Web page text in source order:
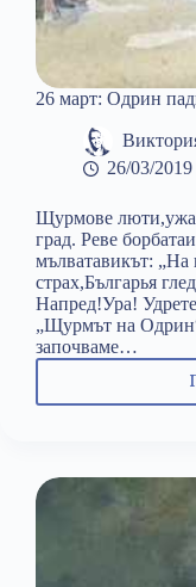
26 март: Одрин
26/03/2019
Щурмове
град. Реве
мълватавикът: „На
страх,Българья
Напред!Ура!
„Щурмът на
започваме…